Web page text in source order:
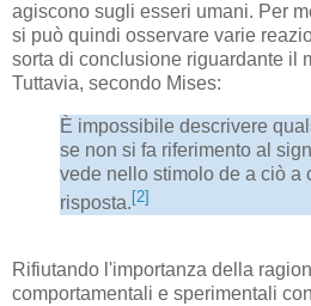
agiscono sugli esseri umani. Per
si può quindi osservare varie
sorta di conclusione riguardante il
Tuttavia, secondo Mises:
È impossibile descrivere
se non si fa riferimento al
vede nello stimolo de a ciò a
risposta. [2]
Rifiutando l'importanza della
comportamentali e sperimentali